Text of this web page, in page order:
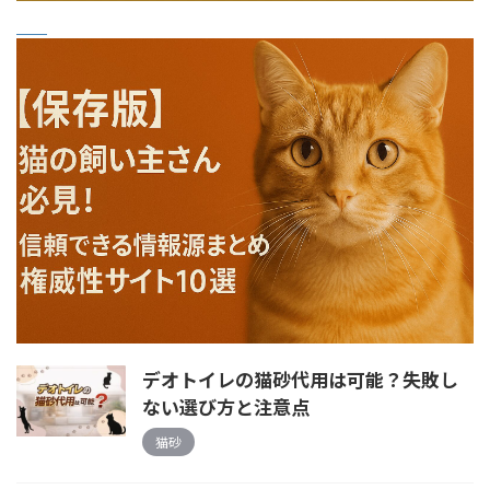
デオトイレの猫砂代用は可能？失敗し
ない選び方と注意点
猫砂